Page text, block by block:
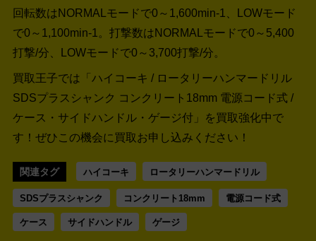
回転数はNORMALモードで0～1,600min-1、LOWモード
で0～1,100min-1。打撃数はNORMALモードで0～5,400
打撃/分、LOWモードで0～3,700打撃/分。
買取王子では「ハイコーキ / ロータリーハンマードリル
SDSプラスシャンク コンクリート18mm 電源コード式 /
ケース・サイドハンドル・ゲージ付」を買取強化中で
す！ ぜひこの機会に買取お申し込みください！
関連タグ ハイコーキ ロータリーハンマードリル
SDSプラスシャンク コンクリート18mm 電源コード式
ケース サイドハンドル ゲージ